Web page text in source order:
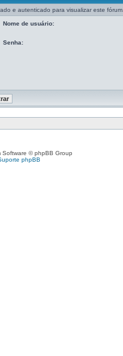
e autenticado para visualizar este fórum.
Nome de usuário:
Senha:
Software © phpBB Group
phpBB